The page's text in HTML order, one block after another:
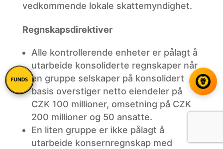
vedkommende lokale skattemyndighet.
Regnskapsdirektiver
Alle kontrollerende enheter er pålagt å
utarbeide konsoliderte regnskaper når
en gruppe selskaper på konsolidert
basis overstiger netto eiendeler på
CZK 100 millioner, omsetning på CZK
200 millioner og 50 ansatte.
En liten gruppe er ikke pålagt å
utarbeide konsernregnskap med